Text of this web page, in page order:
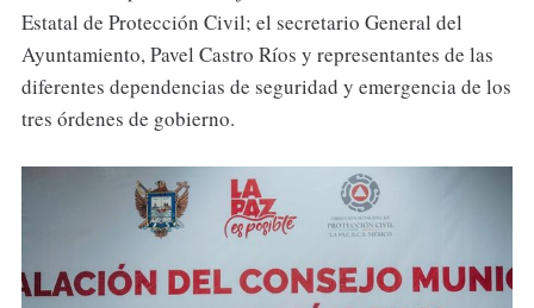
Estatal de Protección Civil; el secretario General del
Ayuntamiento, Pavel Castro Ríos y representantes de las
diferentes dependencias de seguridad y emergencia de los
tres órdenes de gobierno.